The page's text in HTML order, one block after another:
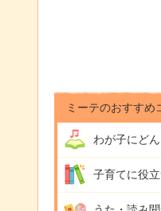
ミーテのおすすめ
わが子にど
子育てに役